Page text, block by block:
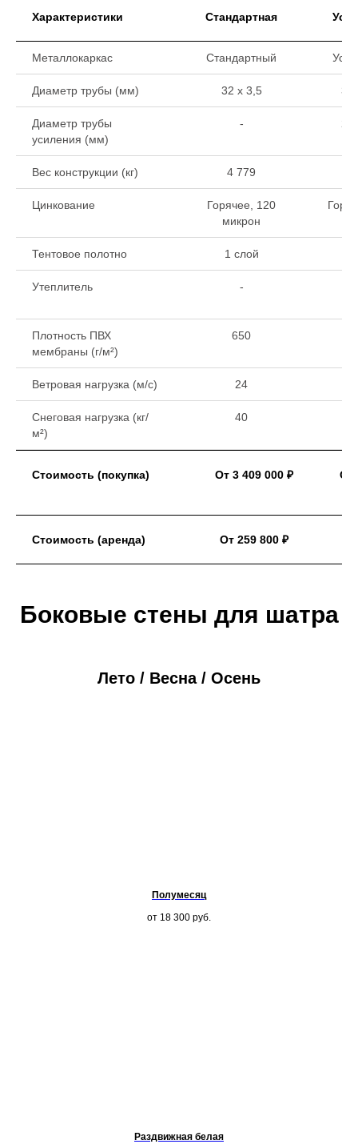
Характеристики Стандартная
Металлокаркас Стандартный
Диаметр трубы (мм) 32 х 3,5 32
Диаметр трубы
усиления (мм)
-
Вес конструкции (кг) 4 779
Цинкование
Горячее, 120
микрон
Тентовое полотно 1 слой
Утеплитель -
Плотность ПВХ
мембраны (г/м²)
650
Ветровая нагрузка (м/с) 24
Снеговая нагрузка (кг/
м²)
40
Стоимость (покупка) От 3 409 000 ₽ От
Стоимость (аренда) От 259 800 ₽
Боковые стены для шатра
Лето / Весна / Осень
Полумесяц
от 18 300 руб.
Раздвижная белая